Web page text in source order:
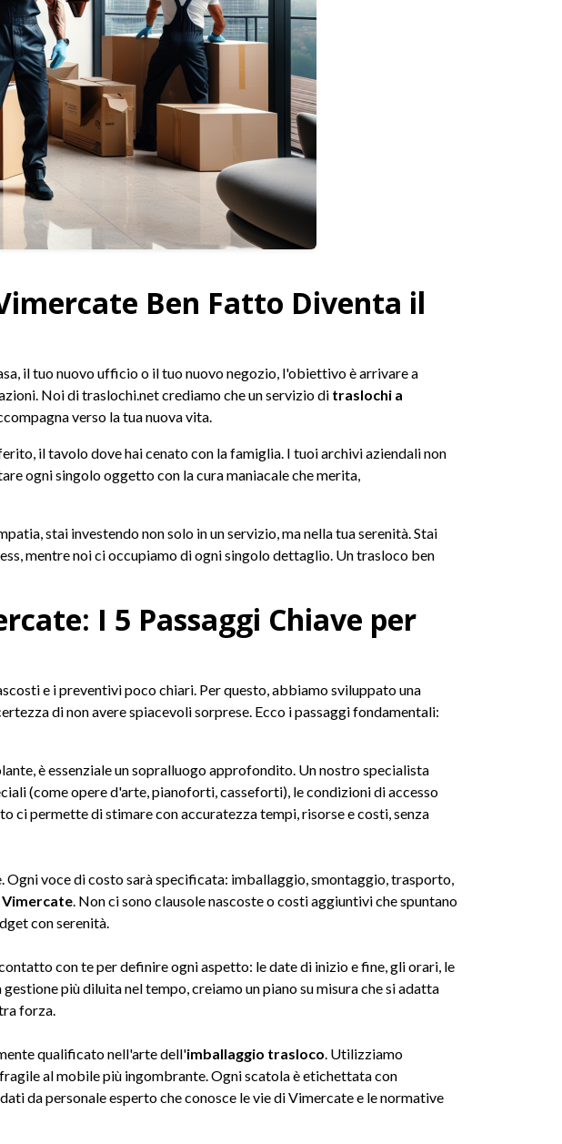
Ben Fatto Diventa il
il tuo nuovo ufficio o il tuo nuovo negozio, l'obiettivo è arrivare a
Noi di traslochi.net crediamo che un servizio di traslochi a
verso la tua nuova vita.
il tavolo dove hai cenato con la famiglia. I tuoi archivi aziendali non
ogni singolo oggetto con la cura maniacale che merita,
stai investendo non solo in un servizio, ma nella tua serenità. Stai
mentre noi ci occupiamo di ogni singolo dettaglio. Un trasloco ben
I 5 Passaggi Chiave per
e i preventivi poco chiari. Per questo, abbiamo sviluppato una
di non avere spiacevoli sorprese. Ecco i passaggi fondamentali:
è essenziale un sopralluogo approfondito. Un nostro specialista
(come opere d'arte, pianoforti, casseforti), le condizioni di accesso
ci permette di stimare con accuratezza tempi, risorse e costi, senza
voce di costo sarà specificata: imballaggio, smontaggio, trasporto,
. Non ci sono clausole nascoste o costi aggiuntivi che spuntano
con serenità.
con te per definire ogni aspetto: le date di inizio e fine, gli orari, le
più diluita nel tempo, creiamo un piano su misura che si adatta
forza.
qualificato nell'arte dell'imballaggio trasloco. Utilizziamo
al mobile più ingombrante. Ogni scatola è etichettata con
da personale esperto che conosce le vie di Vimercate e le normative